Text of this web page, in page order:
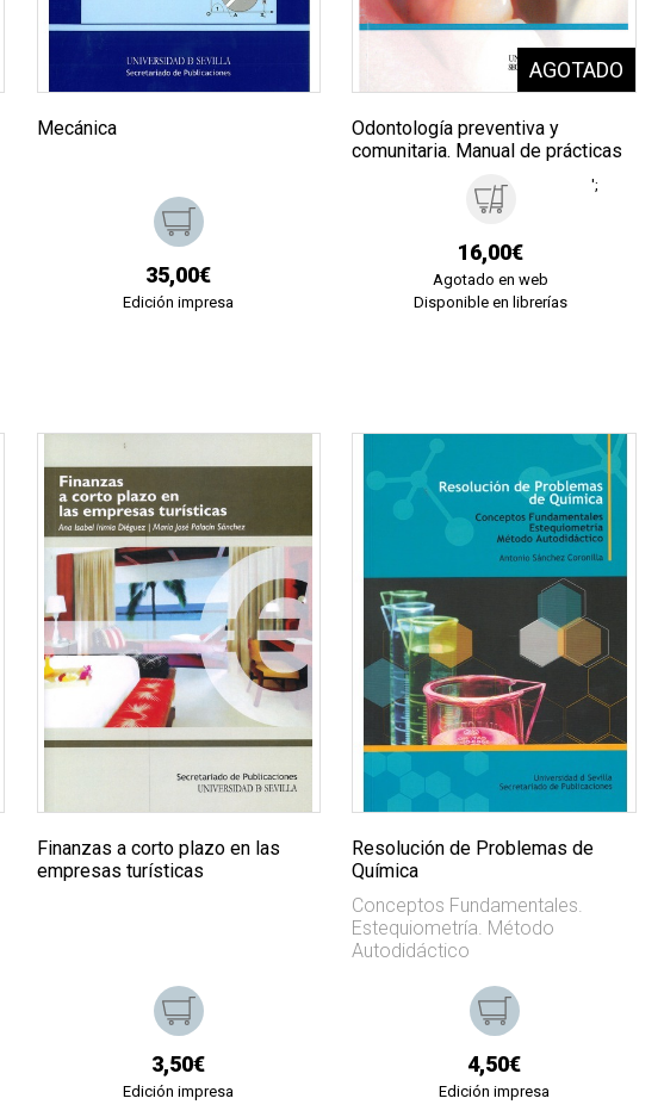
Mecánica
35,00€
Edición impresa
Odontología preventiva y
comunitaria. Manual de prácticas
16,00€
Agotado en web
Disponible en librerías
';
Finanzas a corto plazo en las
empresas turísticas
3,50€
Edición impresa
Resolución de Problemas de
Química
Conceptos Fundamentales.
Estequiometría. Método
Autodidáctico
4,50€
Edición impresa